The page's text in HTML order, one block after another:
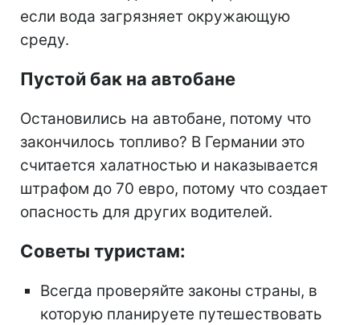
если вода загрязняет окружающую
среду.
Пустой бак на автобане
Остановились на автобане, потому что
закончилось топливо? В Германии это
считается халатностью и наказывается
штрафом до 70 евро, потому что создает
опасность для других водителей.
Советы туристам:
Всегда проверяйте законы страны, в
которую планируете путешествовать